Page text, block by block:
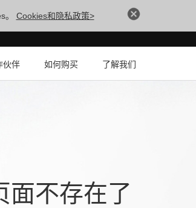
。 Cookies和隐私政策>
伙伴 如何购买 了解我们
面不存在了